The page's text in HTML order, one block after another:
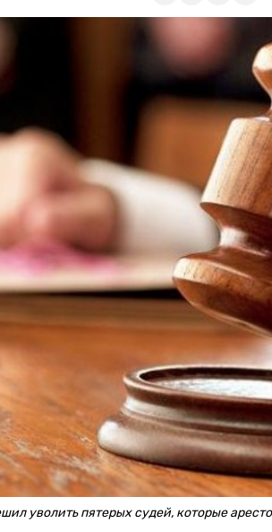
уволить пятерых судей, которые